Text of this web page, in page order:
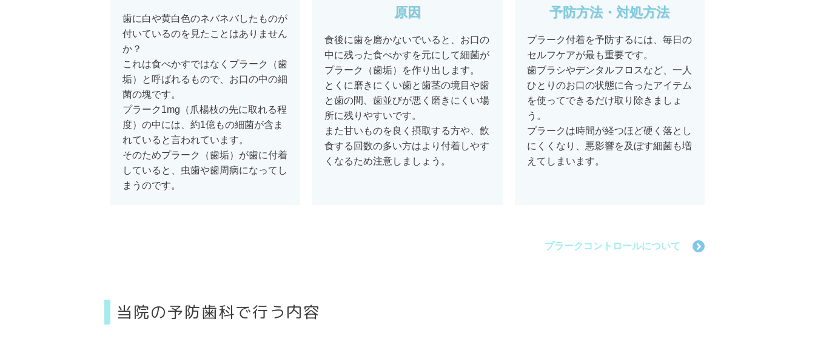
歯に白や黄白色のネバネバしたものが
付いているのを見たことはありません
か？
これは食べかすではなくプラーク（歯
垢）と呼ばれるもので、お口の中の細
菌の塊です。
プラーク1mg（爪楊枝の先に取れる程
度）の中には、約1億もの細菌が含ま
れていると言われています。
そのためプラーク（歯垢）が歯に付着
していると、虫歯や歯周病になってし
まうのです。
原因
食後に歯を磨かないでいると、お口の
中に残った食べかすを元にして細菌が
プラーク（歯垢）を作り出します。
とくに磨きにくい歯と歯茎の境目や歯
と歯の間、歯並びが悪く磨きにくい場
所に残りやすいです。
また甘いものを良く摂取する方や、飲
食する回数の多い方はより付着しやす
くなるため注意しましょう。
予防方法・対処方法
プラーク付着を予防するには、毎日の
セルフケアが最も重要です。
歯ブラシやデンタルフロスなど、一人
ひとりのお口の状態に合ったアイテム
を使ってできるだけ取り除きましょ
う。
プラークは時間が経つほど硬く落とし
にくくなり、悪影響を及ぼす細菌も増
えてしまいます。
プラークコントロールについて
当院の予防歯科で行う内容